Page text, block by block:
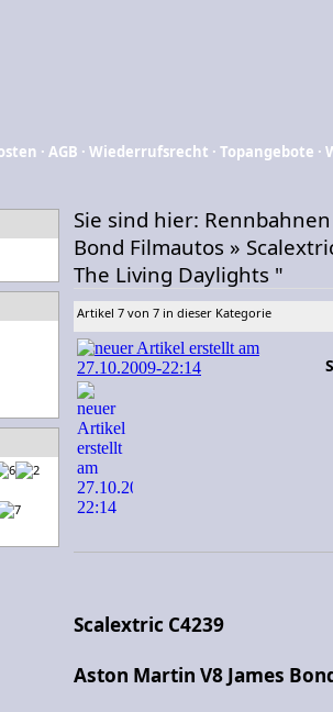
·AGB ·Wiederrufsrecht ·Topangebote ·
Sie sind hier: Rennbahnen
Bond Filmautos »
The Living Daylights "
Artikel 7 von 7 in dieser Kategorie
Scalextric C4239
Aston Martin V8 James